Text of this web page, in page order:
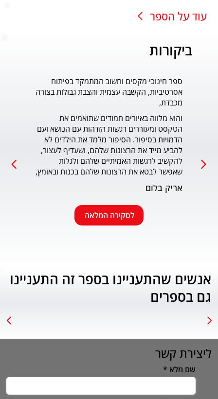
עוד על הספר
ביקורות
ספר חינוכי מקסים וחשוב המתמקד בפיתוח
אסרטיביות, הקשבה עצמית והצבת גבולות בצורה
מכבדת,
והוא מלווה באיורים חמודים שתואמים את
הדמויות בסיפור. הסיפור מלמד את הילדים לא
להקשיב לרגשות האמיתיים שלהם ולגלות
ורגשית בגובה העיניים של הילדים. מומלץ בחום.
אריק בלום
לסקירה המלאה
אנשים שהתעניינו בספר זה התעניינו
גם בספרים
ליצירת קשר
שם מלא